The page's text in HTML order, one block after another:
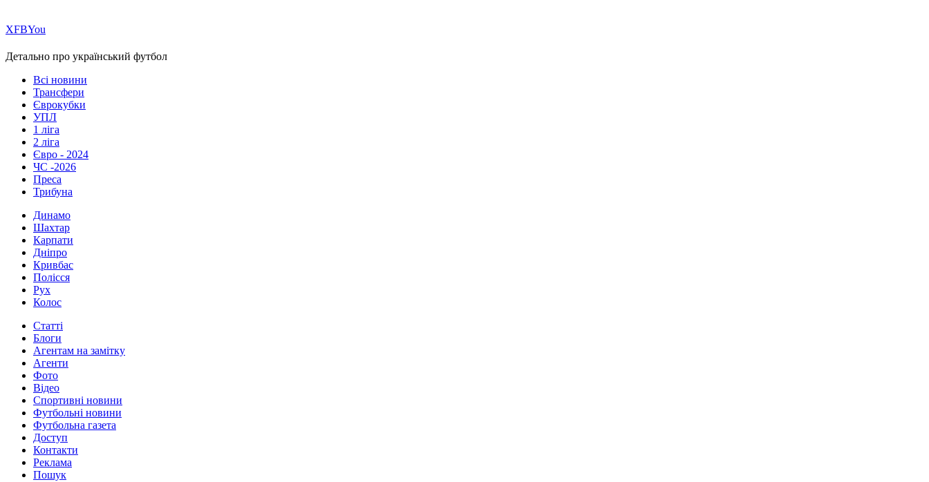
ХFBYou
Детально про український футбол
Всі новини
Трансфери
Єврокубки
УПЛ
1 ліга
2 ліга
Євро - 2024
ЧС -2026
Преса
Трибуна
Динамо
Шахтар
Карпати
Дніпро
Кривбас
Полісся
Рух
Колос
Статті
Блоги
Агентам на замітку
Агенти
Фото
Відео
Спортивні новини
Футбольні новини
Футбольна газета
Доступ
Контакти
Реклама
Пошук